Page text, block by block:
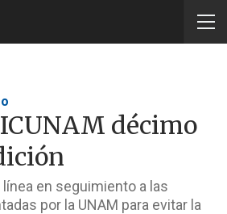
décimo
en seguimiento a las
por la UNAM para evitar la